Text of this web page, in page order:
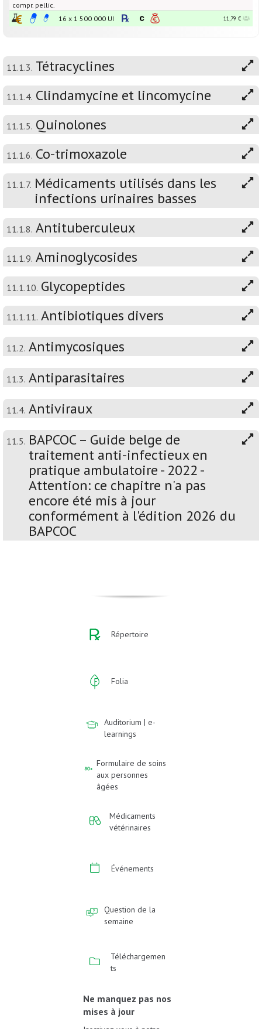
compr. pellic.
16 x 1 500 000 UI 11,79 €
11.1.3. Tétracyclines
11.1.4. Clindamycine et lincomycine
11.1.5. Quinolones
11.1.6. Co-trimoxazole
11.1.7. Médicaments utilisés dans les
infections urinaires basses
11.1.8. Antituberculeux
11.1.9. Aminoglycosides
11.1.10. Glycopeptides
11.1.11. Antibiotiques divers
11.2. Antimycosiques
11.3. Antiparasitaires
11.4. Antiviraux
11.5. BAPCOC – Guide belge de
traitement anti-infectieux en
pratique ambulatoire - 2022 -
Attention: ce chapitre n'a pas
encore été mis à jour
conformément à l'édition 2026 du
BAPCOC
Répertoire
Folia
Auditorium | e-
learnings
Formulaire de soins
aux personnes
âgées
Médicaments
vétérinaires
Événements
Question de la
semaine
Téléchargemen
ts
Ne manquez pas nos
mises à jour